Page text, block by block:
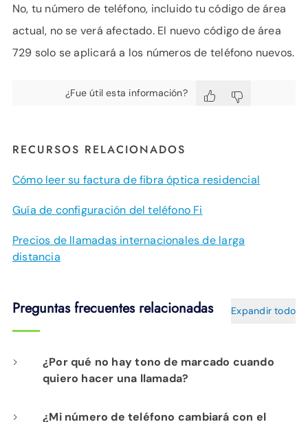
No, tu número de teléfono, incluido tu código de área
actual, no se verá afectado. El nuevo código de área
729 solo se aplicará a los números de teléfono nuevos.
¿Fue útil esta información?
RECURSOS RELACIONADOS
Cómo leer su factura de fibra óptica residencial
Guía de configuración del teléfono Fi
Precios de llamadas internacionales de larga
distancia
Preguntas frecuentes relacionadas Expandir todo
¿Por qué no hay tono de marcado cuando
quiero hacer una llamada?
Es posible que haya dejado encendido un
¿Mi número de teléfono cambiará con el